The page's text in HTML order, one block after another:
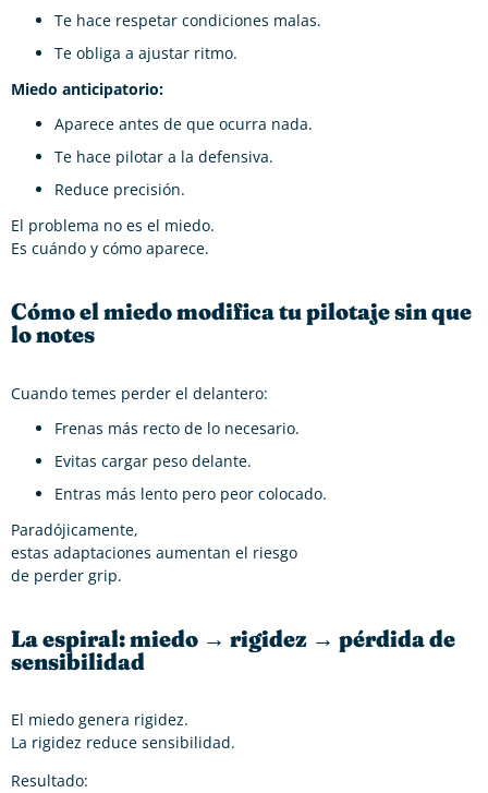
Te hace respetar condiciones malas.
Te obliga a ajustar ritmo.
Miedo anticipatorio:
Aparece antes de que ocurra nada.
Te hace pilotar a la defensiva.
Reduce precisión.
El problema no es el miedo.
Es cuándo y cómo aparece.
Cómo el miedo modifica tu pilotaje sin que
lo notes
Cuando temes perder el delantero:
Frenas más recto de lo necesario.
Evitas cargar peso delante.
Entras más lento pero peor colocado.
Paradójicamente,
estas adaptaciones aumentan el riesgo
de perder grip.
La espiral: miedo → rigidez → pérdida de
sensibilidad
El miedo genera rigidez.
La rigidez reduce sensibilidad.
Resultado: